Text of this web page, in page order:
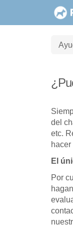
contenido
del
etc.
El
Por